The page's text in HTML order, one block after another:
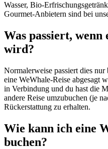
Wasser, Bio-
Gourmet-Anbietern sind bei
Was passiert, wenn
wird?
Normalerweise passiert dies
eine WeWhale-Reise abgesagt
in Verbindung und du hast die
andere Reise umzubuchen (je
Rückerstattung zu erhalten.
Wie kann ich eine
buchen?